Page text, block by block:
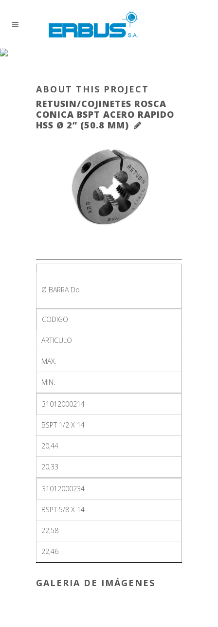
ABOUT THIS PROJECT
RETUSIN/COJINETES ROSCA
CONICA BSPT ACERO RAPIDO
HSS Ø 2” (50.8 MM)
Ø BARRA Do
CODIGO
ARTICULO
MAX.
MIN.
31012000214
BSPT 1/2 X 14
20,44
20,33
31012000234
BSPT 5/8 X 14
22,58
22,46
GALERIA DE IMÁGENES